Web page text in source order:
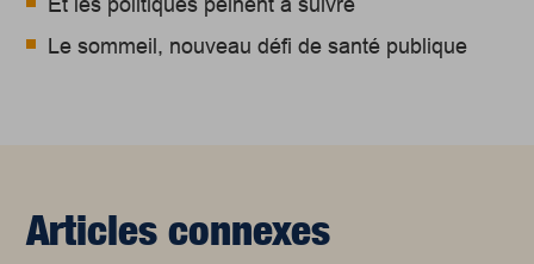
Le sommeil, nouveau défi de santé publique
Articles connexes